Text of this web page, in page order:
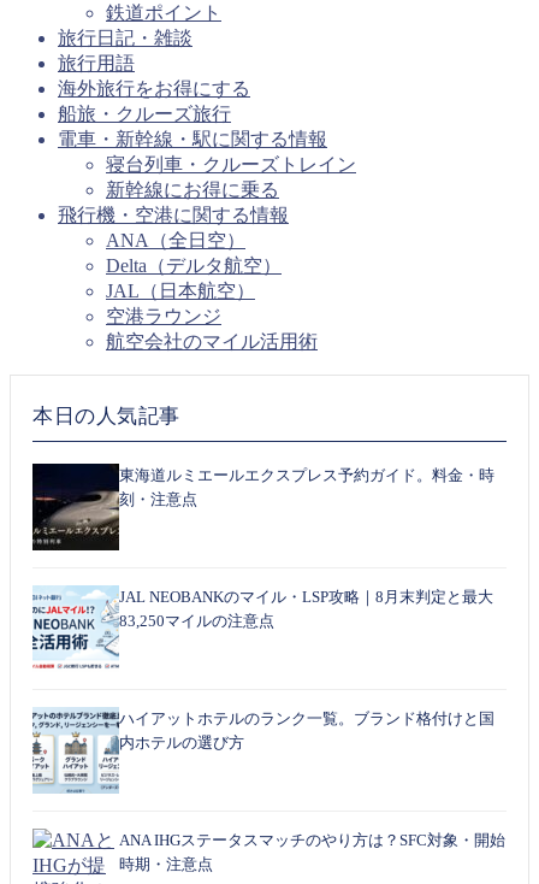
鉄道ポイント
旅行日記・雑談
旅行用語
海外旅行をお得にする
船旅・クルーズ旅行
電車・新幹線・駅に関する情報
寝台列車・クルーズトレイン
新幹線にお得に乗る
飛行機・空港に関する情報
ANA（全日空）
Delta（デルタ航空）
JAL（日本航空）
空港ラウンジ
航空会社のマイル活用術
本日の人気記事
東海道ルミエールエクスプレス予約ガイド。料金・時
刻・注意点
JAL NEOBANKのマイル・LSP攻略｜8月末判定と最大
83,250マイルの注意点
ハイアットホテルのランク一覧。ブランド格付けと国
内ホテルの選び方
ANA IHGステータスマッチのやり方は？SFC対象・開始
時期・注意点